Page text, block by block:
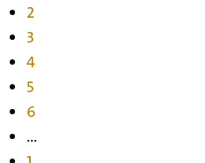
2
3
4
5
6
...